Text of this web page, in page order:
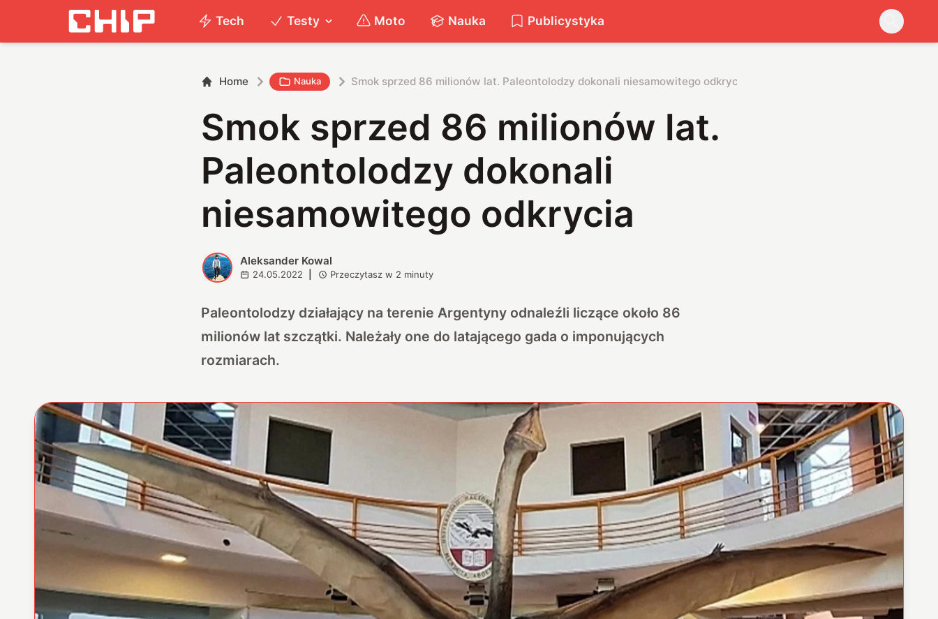
Tech Testy Moto Nauka Publicystyka
Home Nauka Smok sprzed 86 milionów lat. Paleontolodzy dokonali niesamowitego odkrycia
Smok sprzed 86 milionów lat.
Paleontolodzy dokonali
niesamowitego odkrycia
A Aleksander Kowal
24.05.2022 Przeczytasz w 2 minuty
Paleontolodzy działający na terenie Argentyny odnaleźli liczące około 86
milionów lat szczątki. Należały one do latającego gada o imponujących
rozmiarach.